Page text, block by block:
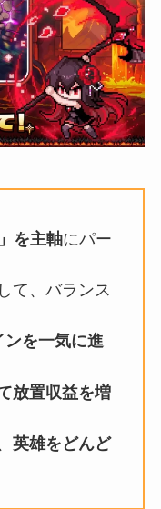
を主軸にパー
して、バランス
ンを一気に進
放置収益を増
英雄をどんど